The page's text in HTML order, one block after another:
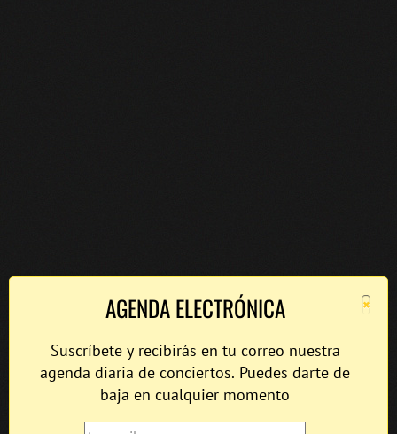
×
AGENDA ELECTRÓNICA
Suscríbete y recibirás en tu correo nuestra
agenda diaria de conciertos. Puedes darte de
baja en cualquier momento